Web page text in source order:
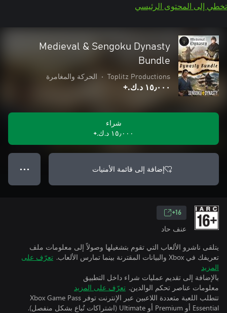
تخطي إلى المحتوى الرئيسي
Medieval & Sengoku Dynasty
Bundle
Toplitz Productions
• الحركة والمغامرة
١٥٫٠٠٠ د.ك.‏+
شراء
١٥٫٠٠٠ د.ك.‏+
إضافة إلى قائمة الأمنيات ● ● ●
16+
عنف حاد
يتلقى ناشرو الألعاب التي تقوم بتشغيلها وصولاً إلى معلومات ملف
تعريفك في Xbox والبيانات المقترنة بينما تمارس الألعاب.
تعرّف على
المزيد
بالإضافة إلى تقديم عمليات شراء داخل التطبيق
معلومات عناصر تحكم الوالدين. تعرّف على المزيد
تتطلب اللعبة متعددة اللاعبين عبر الإنترنت توفر Xbox Game Pass
Essential أو Premium أو Ultimate (اشتراكات تُباع بشكل منفصل).